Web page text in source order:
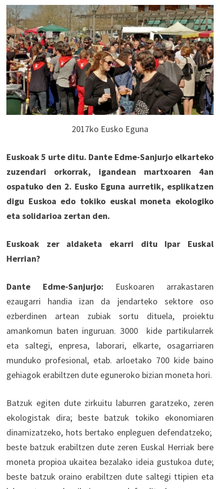
2017ko Eusko Eguna
Euskoak 5 urte ditu. Dante Edme-Sanjurjo elkarteko
zuzendari orkorrak, igandean martxoaren 4an
ospatuko den 2. Eusko Eguna aurretik, esplikatzen
digu Euskoa edo tokiko euskal moneta ekologiko
eta solidarioa zertan den.
Euskoak zer aldaketa ekarri ditu Ipar Euskal
Herrian?
Dante Edme-Sanjurjo: Euskoaren arrakastaren
ezaugarri handia izan da jendarteko sektore oso
ezberdinen artean zubiak sortu dituela, proiektu
amankomun baten inguruan. 3000 kide partikularrek
eta saltegi, enpresa, laborari, elkarte, osagarriaren
munduko profesional, etab. arloetako 700 kide baino
gehiagok erabiltzen dute eguneroko bizian moneta hori.
Batzuk egiten dute zirkuitu laburren garatzeko, zeren
ekologistak dira; beste batzuk tokiko ekonomiaren
dinamizatzeko, hots bertako enpleguen defendatzeko;
beste batzuk erabiltzen dute zeren Euskal Herriak bere
moneta propioa ukaitea bezalako ideia gustukoa dute;
beste batzuk oraino erabiltzen dute saltegi ttipien eta